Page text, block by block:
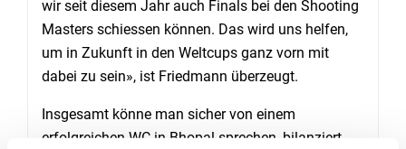
wir seit diesem Jahr auch Finals bei den Shooting
Masters schiessen können. Das wird uns helfen,
um in Zukunft in den Weltcups ganz vorn mit
dabei zu sein», ist Friedmann überzeugt.
Insgesamt könne man sicher von einem
erfolgreichen WC in Bhopal sprechen, bilanziert